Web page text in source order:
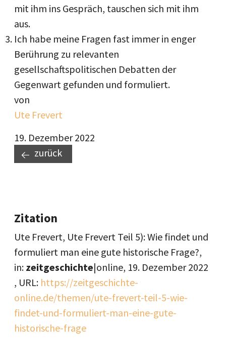
mit ihm ins Gespräch, tauschen sich mit ihm
aus.
Ich habe meine Fragen fast immer in enger
Berührung zu relevanten
gesellschaftspolitischen Debatten der
Gegenwart gefunden und formuliert.
von
Ute Frevert
19. Dezember 2022
zurück
Zitation
Ute Frevert, Ute Frevert Teil 5): Wie findet und
formuliert man eine gute historische Frage?,
in: zeitgeschichte|online, 19. Dezember 2022
, URL: https://zeitgeschichte-
online.de/themen/ute-frevert-teil-5-wie-
findet-und-formuliert-man-eine-gute-
historische-frage